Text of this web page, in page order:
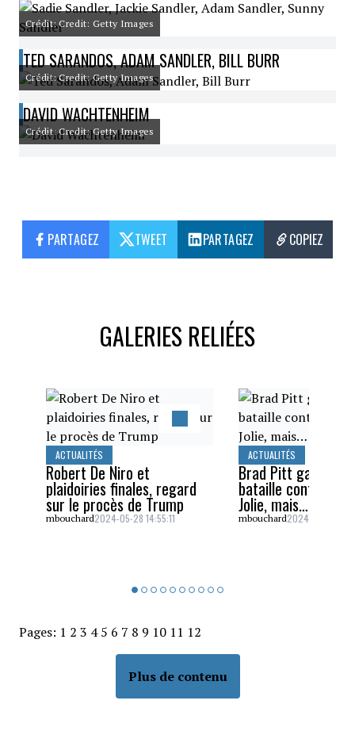
Crédit: Credit: Getty Images
TED SARANDOS, ADAM SANDLER, BILL BURR
Crédit: Credit: Getty Images
DAVID WACHTENHEIM
Crédit: Credit: Getty Images
PARTAGEZ TWEET PARTAGEZ COPIEZ
GALERIES RELIÉES
ACTUALITÉS
Robert De Niro et
plaidoiries finales, regard
sur le procès de Trump
mbouchard2024-05-28 14:55:11
ACTUALITÉS
Brad Pitt gagne
bataille contre
Jolie, mais…
mbouchard2024-05-26
Pages: 1 2 3 4 5 6 7 8 9 10 11 12
Plus de contenu